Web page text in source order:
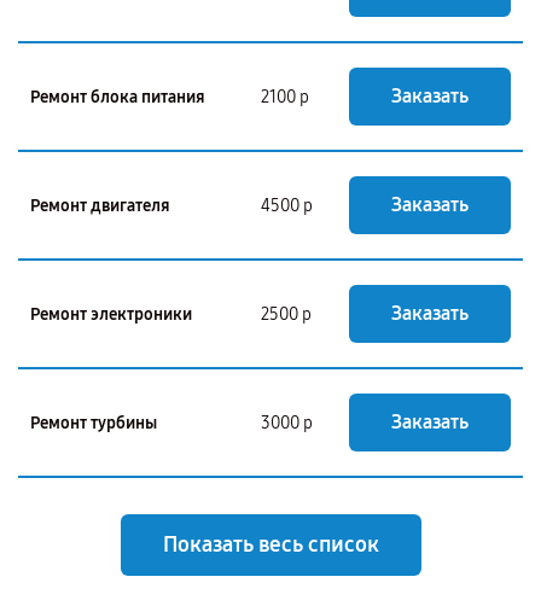
Ремонт блока питания 2100 р Заказать
Ремонт двигателя 4500 р Заказать
Ремонт электроники 2500 р Заказать
Ремонт турбины 3000 р Заказать
Показать весь список